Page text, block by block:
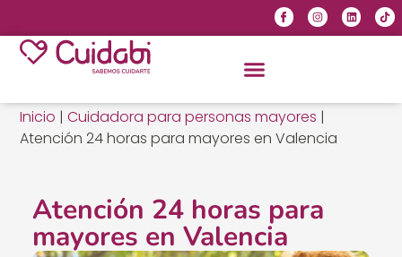
Inicio |Cuidadora para personas mayores |
Atención 24 horas para mayores en Valencia
Atención 24 horas para
mayores en Valencia